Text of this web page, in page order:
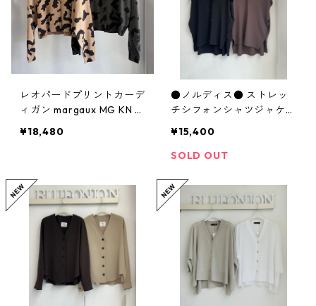
レオパードプリントカーデ
ィガン margaux MG KN 2
¥18,480
●ノルディス● ストレッ
チシフォンシャツジャケッ
er
¥15,400
SOLD OUT